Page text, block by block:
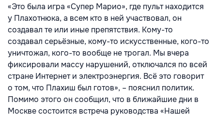
«Это была игра «Супер Марио», где пульт находится
у Плахотнюка, а всем кто в ней участвовал, он
создавал те или иные препятствия. Кому-то
создавал серьёзные, кому-то искусственные, кого-то
уничтожал, кого-то вообще не трогал. Мы вчера
фиксировали массу нарушений, отключался по всей
стране Интернет и электроэнергия. Всё это говорит
о том, что Плахиш был готов», – пояснил политик.
Помимо этого он сообщил, что в ближайшие дни в
Москве состоится встреча руководства «Нашей